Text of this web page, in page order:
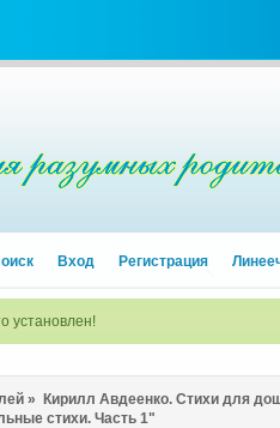
Вход Регистрация
установлен!
» Кирилл Авдеенко. Стихи для
стихи. Часть 1"